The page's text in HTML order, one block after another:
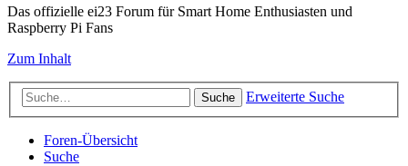
Das offizielle ei23 Forum für Smart Home Enthusiasten und
Raspberry Pi Fans
Zum Inhalt
Suche Erweiterte Suche
Foren-Übersicht
Suche